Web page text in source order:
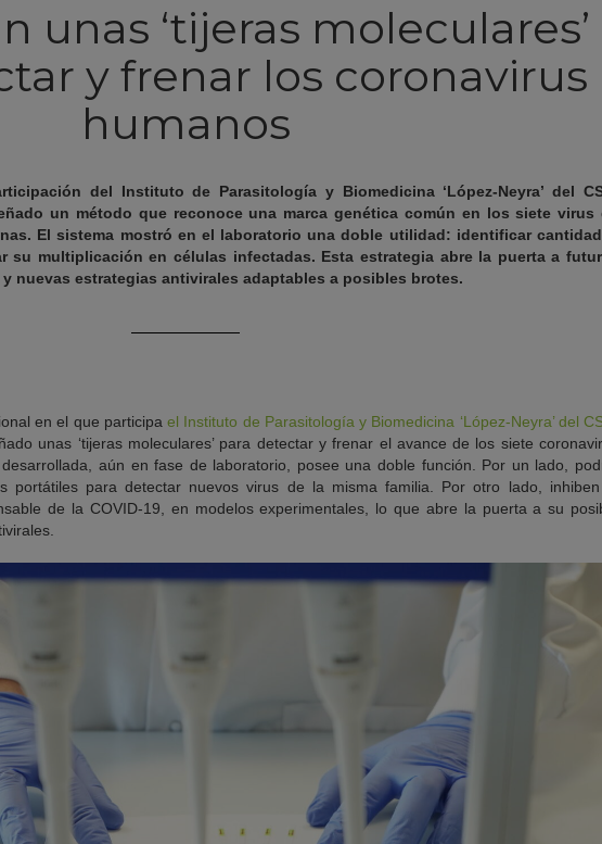
unas ‘tijeras moleculares’
y frenar los coronavirus
humanos
del Instituto de Parasitología y Biomedicina ‘López-Neyra’ del
un método que reconoce una marca genética común en los siete virus
El sistema mostró en el laboratorio una doble utilidad: identificar
su multiplicación en células infectadas. Esta estrategia abre la puerta a
nuevas estrategias antivirales adaptables a posibles brotes.
en el que participael Instituto de Parasitología y Biomedicina ‘López-Neyra’ del
unas ‘tijeras moleculares’ para detectar y frenar el avance de los siete
aún en fase de laboratorio, posee una doble función. Por un lado,
portátiles para detectar nuevos virus de la misma familia. Por otro lado,
de la COVID-19, en modelos experimentales, lo que abre la puerta a su